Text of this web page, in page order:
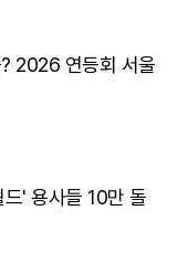
2026 연등회 서울
' 용사들 10만 돌